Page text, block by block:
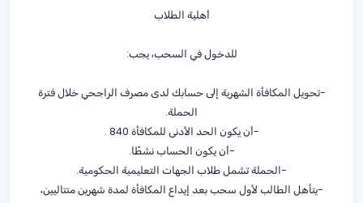
أهلية الطلاب
للدخول في السحب، يجب:
-تحويل المكافأة الشهرية إلى حسابك لدى مصرف الراجحي خلال فترة
الحملة.
-أن يكون الحد الأدنى للمكافأة 840 .
-أن يكون الحساب نشطًا.
-الحملة تشمل طلاب الجهات التعليمية الحكومية.
-يتأهل الطالب لأول سحب بعد إيداع المكافأة لمدة شهرين متتاليين،